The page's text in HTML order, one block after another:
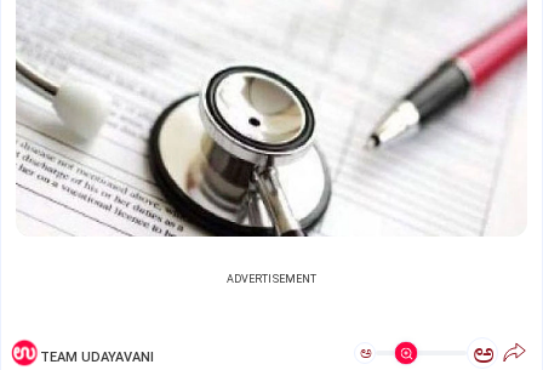
ADVERTISEMENT
TEAM UDAYAVANI ಅ ಅ